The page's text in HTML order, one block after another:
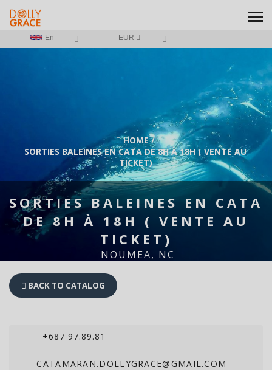
En EUR
HOME/
SORTIES BALEINES EN CATA DE 8H À 18H ( VENTE AU
TICKET)
SORTIES BALEINES EN CATA
DE 8H À 18H ( VENTE AU
TICKET)
NOUMEA, NC
BACK TO CATALOG
+687 97.89.81
CATAMARAN.DOLLYGRACE@GMAIL.COM